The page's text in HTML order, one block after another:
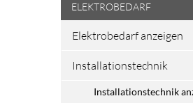
ELEKTROBEDARF
Elektrobedarf anzeigen
Installationstechnik
Installationstechnik